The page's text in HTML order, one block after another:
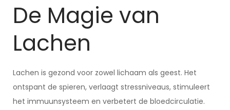
De Magie van
Lachen
Lachen is gezond voor zowel lichaam als geest. Het
ontspant de spieren, verlaagt stressniveaus, stimuleert
het immuunsysteem en verbetert de bloedcirculatie.